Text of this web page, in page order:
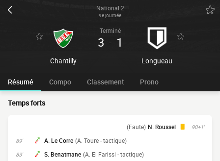
National 2
9e journée
Chantilly
Terminé
3 - 1
Longueau
Résumé Compo Classement Prono
Temps forts
90+1'
N. Roussel
(Faute)
89' A. Le Corre (A. Toure - tactique)
83' S. Benatmane (A. El Farissi - tactique)